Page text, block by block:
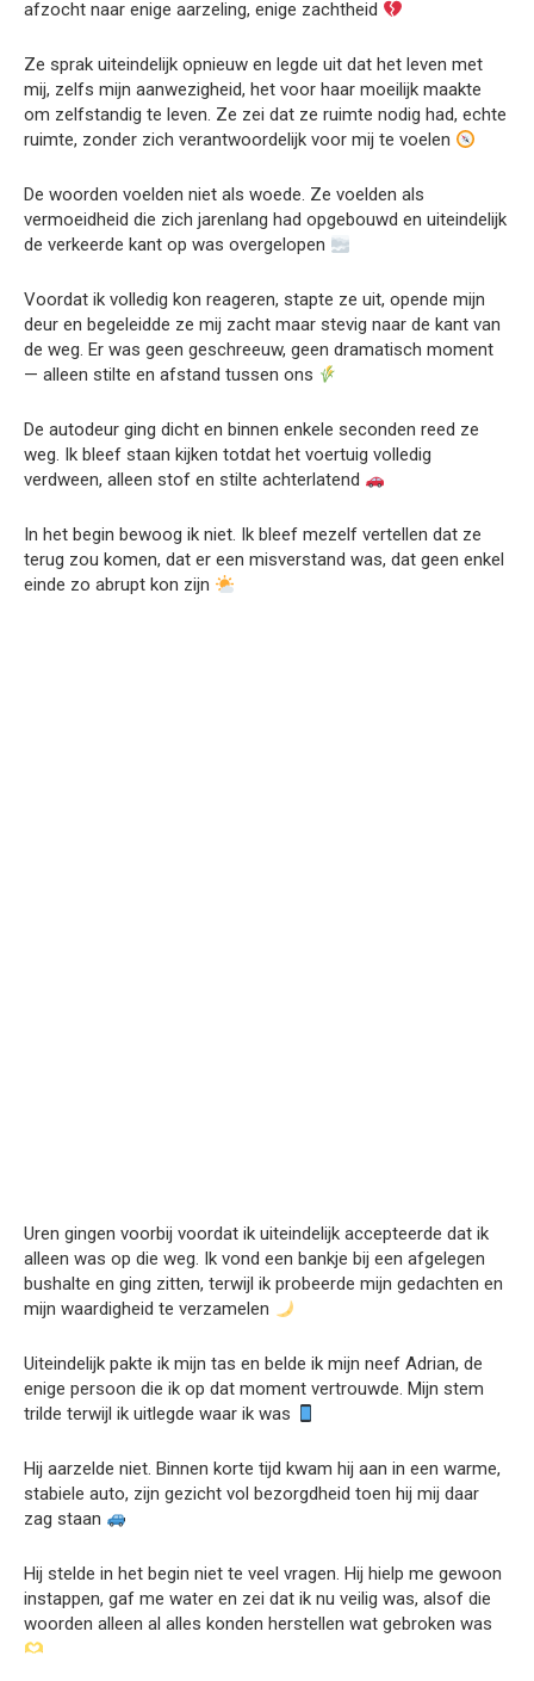
afzocht naar enige aarzeling, enige zachtheid
Ze sprak uiteindelijk opnieuw en legde uit dat het leven met
mij, zelfs mijn aanwezigheid, het voor haar moeilijk maakte
om zelfstandig te leven. Ze zei dat ze ruimte nodig had, echte
ruimte, zonder zich verantwoordelijk voor mij te voelen
De woorden voelden niet als woede. Ze voelden als
vermoeidheid die zich jarenlang had opgebouwd en uiteindelijk
de verkeerde kant op was overgelopen
Voordat ik volledig kon reageren, stapte ze uit, opende mijn
deur en begeleidde ze mij zacht maar stevig naar de kant van
de weg. Er was geen geschreeuw, geen dramatisch moment
— alleen stilte en afstand tussen ons
De autodeur ging dicht en binnen enkele seconden reed ze
weg. Ik bleef staan kijken totdat het voertuig volledig
verdween, alleen stof en stilte achterlatend
In het begin bewoog ik niet. Ik bleef mezelf vertellen dat ze
terug zou komen, dat er een misverstand was, dat geen enkel
einde zo abrupt kon zijn
Uren gingen voorbij voordat ik uiteindelijk accepteerde dat ik
alleen was op die weg. Ik vond een bankje bij een afgelegen
bushalte en ging zitten, terwijl ik probeerde mijn gedachten en
mijn waardigheid te verzamelen
Uiteindelijk pakte ik mijn tas en belde ik mijn neef Adrian, de
enige persoon die ik op dat moment vertrouwde. Mijn stem
trilde terwijl ik uitlegde waar ik was
Hij aarzelde niet. Binnen korte tijd kwam hij aan in een warme,
stabiele auto, zijn gezicht vol bezorgdheid toen hij mij daar
zag staan
Hij stelde in het begin niet te veel vragen. Hij hielp me gewoon
instappen, gaf me water en zei dat ik nu veilig was, alsof die
woorden alleen al alles konden herstellen wat gebroken was